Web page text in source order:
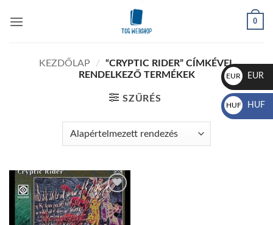
0
KEZDŐLAP /
“CRYPTIC RIDER” CÍMKÉVEL
RENDELKEZŐ TERMÉKEK
SZŰRÉS
Add to
wishlist
EUR
€
EUR
HUF
Ft
HUF